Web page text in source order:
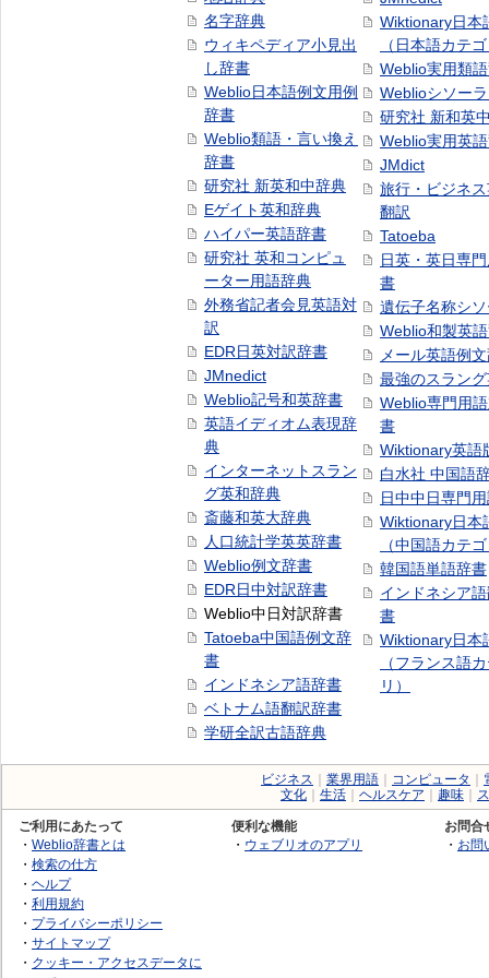
名字辞典
ウィキペディア小見出
し辞書
Weblio日本語例文用例
辞書
Weblio類語・言い換え
辞書
研究社 新英和中辞典
Eゲイト英和辞典
ハイパー英語辞書
研究社 英和コンピュ
ーター用語辞典
外務省記者会見英語対
訳
EDR日英対訳辞書
JMnedict
Weblio記号和英辞書
英語イディオム表現辞
典
インターネットスラン
グ英和辞典
斎藤和英大辞典
人口統計学英英辞書
Weblio例文辞書
EDR日中対訳辞書
Weblio中日対訳辞書
Tatoeba中国語例文辞
書
インドネシア語辞書
ベトナム語翻訳辞書
学研全訳古語辞典
Wiktionary日本
（日本語カテ
Weblio実用類
Weblioシソー
研究社 新和英
Weblio実用英
JMdict
旅行・ビジネ
翻訳
Tatoeba
日英・英日専
書
遺伝子名称シ
Weblio和製英
メール英語例
最強のスラン
Weblio専門用
書
Wiktionary英語
白水社 中国語
日中中日専門
Wiktionary日本
（中国語カテ
韓国語単語辞書
インドネシア
書
Wiktionary日本
（フランス語
リ）
ビジネス 業界用語 コンピュータ
文化
生活 ヘルスケア 趣味
ご利用にあたって
・ Weblio辞書とは
・ 検索の仕方
・ ヘルプ
・ 利用規約
・ プライバシーポリシー
・ サイトマップ
・ クッキー・アクセスデータに
便利な機能
・ ウェブリオのアプリ
お問合
・ お問